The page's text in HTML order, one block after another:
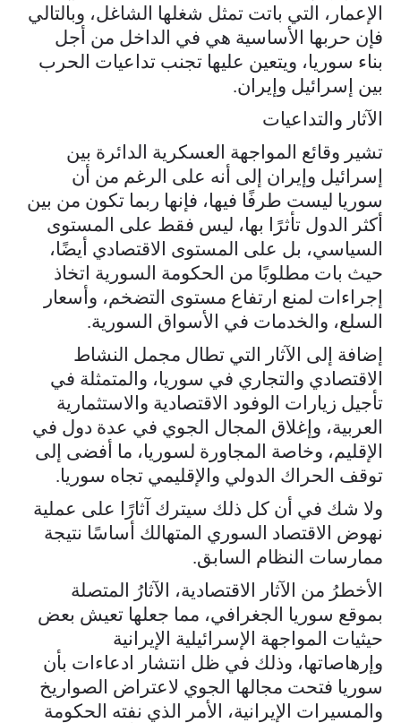
الإعمار، التي باتت تمثل شغلها الشاغل، وبالتالي
فإن حربها الأساسية هي في الداخل من أجل
بناء سوريا، ويتعين عليها تجنب تداعيات الحرب
بين إسرائيل وإيران.
الآثار والتداعيات
تشير وقائع المواجهة العسكرية الدائرة بين
إسرائيل وإيران إلى أنه على الرغم من أن
سوريا ليست طرفًا فيها، فإنها ربما تكون من بين
أكثر الدول تأثرًا بها، ليس فقط على المستوى
السياسي، بل على المستوى الاقتصادي أيضًا،
حيث بات مطلوبًا من الحكومة السورية اتخاذ
إجراءات لمنع ارتفاع مستوى التضخم، وأسعار
السلع، والخدمات في الأسواق السورية.
إضافة إلى الآثار التي تطال مجمل النشاط
الاقتصادي والتجاري في سوريا، والمتمثلة في
تأجيل زيارات الوفود الاقتصادية والاستثمارية
العربية، وإغلاق المجال الجوي في عدة دول في
الإقليم، وخاصة المجاورة لسوريا، ما أفضى إلى
توقف الحراك الدولي والإقليمي تجاه سوريا.
ولا شك في أن كل ذلك سيترك آثارًا على عملية
نهوض الاقتصاد السوري المتهالك أساسًا نتيجة
ممارسات النظام السابق.
الأخطرُ من الآثار الاقتصادية، الآثارُ المتصلة
بموقع سوريا الجغرافي، مما جعلها تعيش بعض
حيثيات المواجهة الإسرائيلية الإيرانية
وإرهاصاتها، وذلك في ظل انتشار ادعاءات بأن
سوريا فتحت مجالها الجوي لاعتراض الصواريخ
والمسيرات الإيرانية، الأمر الذي نفته الحكومة